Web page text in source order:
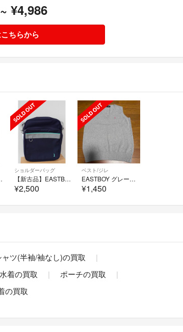
¥4,986
ちらから
・フリーサイズ）
ショルダーバッグ
【新古品】EASTBOY スクールバッグ シャインマスカット女神
¥2,500
ベスト/ジレ
EASTBOY グレーベスト サイズ11
¥1,450
ャツ(半袖/袖なし)の買取
水着の買取
ポーチの買取
の買取